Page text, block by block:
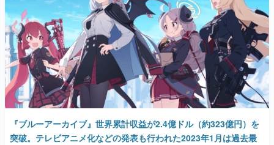
『ブルーアーカイブ』世界累計収益が2.4億ドル（約323億円）を
突破。テレビアニメ化などの発表も行われた2023年1月は過去最